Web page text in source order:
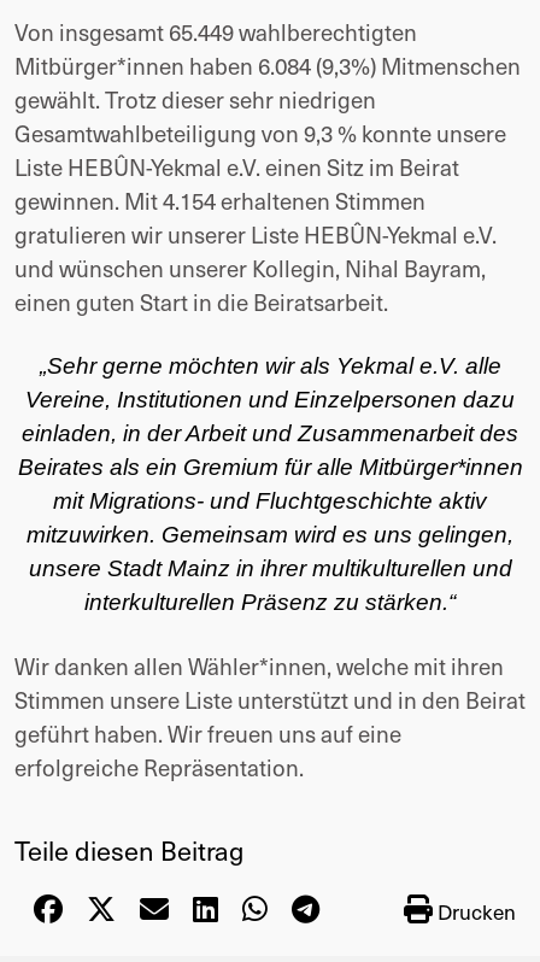
Von insgesamt 65.449 wahlberechtigten
Mitbürger*innen haben 6.084 (9,3%) Mitmenschen
gewählt. Trotz dieser sehr niedrigen
Gesamtwahlbeteiligung von 9,3 % konnte unsere
Liste HEBÛN-Yekmal e.V. einen Sitz im Beirat
gewinnen. Mit 4.154 erhaltenen Stimmen
gratulieren wir unserer Liste HEBÛN-Yekmal e.V.
und wünschen unserer Kollegin, Nihal Bayram,
einen guten Start in die Beiratsarbeit.
„Sehr gerne möchten wir als Yekmal e.V. alle
Vereine, Institutionen und Einzelpersonen dazu
einladen, in der Arbeit und Zusammenarbeit des
Beirates als ein Gremium für alle Mitbürger*innen
mit Migrations- und Fluchtgeschichte aktiv
mitzuwirken. Gemeinsam wird es uns gelingen,
unsere Stadt Mainz in ihrer multikulturellen und
interkulturellen Präsenz zu stärken.“
Wir danken allen Wähler*innen, welche mit ihren
Stimmen unsere Liste unterstützt und in den Beirat
geführt haben. Wir freuen uns auf eine
erfolgreiche Repräsentation.
Teile diesen Beitrag
Drucken